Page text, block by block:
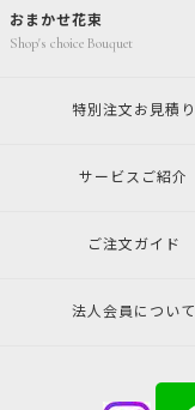
おまかせ花束
Shop's choice Bouquet
特別注文 お見積り
サービスご紹介
ご注文ガイド
法人会員について